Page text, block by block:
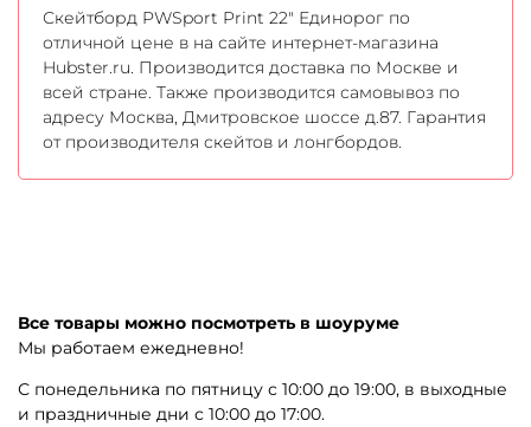
Скейтборд PWSport Print 22" Единорог по
отличной цене в на сайте интернет-магазина
Hubster.ru. Производится доставка по Москве и
всей стране. Также производится самовывоз по
адресу Москва, Дмитровское шоссе д.87. Гарантия
от производителя скейтов и лонгбордов.
Все товары можно посмотреть в шоуруме
Мы работаем ежедневно!
С понедельника по пятницу с 10:00 до 19:00, в выходные
и праздничные дни с 10:00 до 17:00.